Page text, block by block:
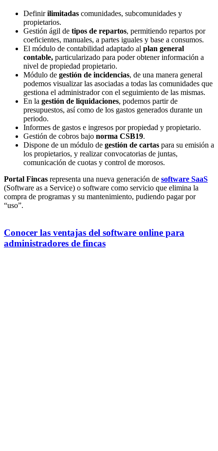
Definirilimitadas comunidades, subcomunidades y
propietarios.
Gestión ágil de tipos de repartos, permitiendo repartos por
coeficientes, manuales, a partes iguales y base a consumos.
El módulo de contabilidad adaptado al plan general
contable, particularizado para poder obtener información a
nivel de propiedad propietario.
Módulo de gestión de incidencias, de una manera general
podemos visualizar las asociadas a todas las comunidades que
gestiona el administrador con el seguimiento de las mismas.
En la gestión de liquidaciones, podemos partir de
presupuestos, así como de los gastos generados durante un
periodo.
Informes de gastos e ingresos por propiedad y propietario.
Gestión de cobros bajo norma CSB19.
Dispone de un módulo de gestión de cartas para su emisión a
los propietarios, y realizar convocatorias de juntas,
comunicación de cuotas y control de morosos.
Portal Fincas representa una nueva generación de software SaaS
(Software as a Service) o software como servicio que elimina la
compra de programas y su mantenimiento, pudiendo pagar por
“uso”.
Conocer las ventajas del software online para
administradores de fincas